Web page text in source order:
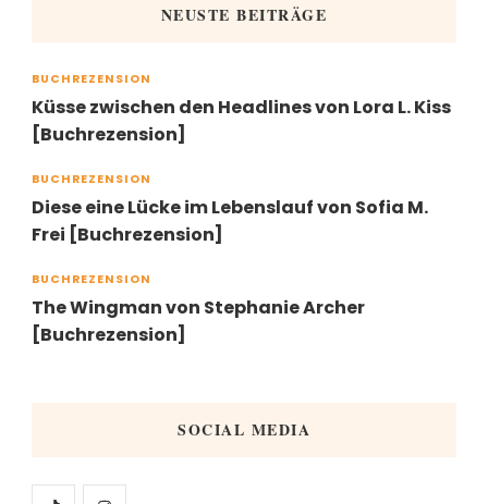
NEUSTE BEITRÄGE
BUCHREZENSION
Küsse zwischen den Headlines von Lora L. Kiss
[Buchrezension]
BUCHREZENSION
Diese eine Lücke im Lebenslauf von Sofia M.
Frei [Buchrezension]
BUCHREZENSION
The Wingman von Stephanie Archer
[Buchrezension]
SOCIAL MEDIA